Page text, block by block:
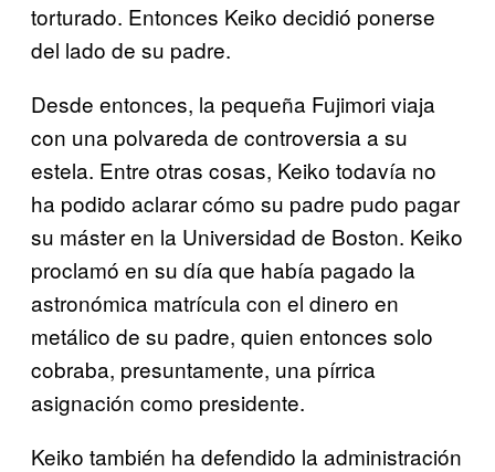
torturado. Entonces Keiko decidió ponerse
del lado de su padre.
Desde entonces, la pequeña Fujimori viaja
con una polvareda de controversia a su
estela. Entre otras cosas, Keiko todavía no
ha podido aclarar cómo su padre pudo pagar
su máster en la Universidad de Boston. Keiko
proclamó en su día que había pagado la
astronómica matrícula con el dinero en
metálico de su padre, quien entonces solo
cobraba, presuntamente, una pírrica
asignación como presidente.
Keiko también ha defendido la administración